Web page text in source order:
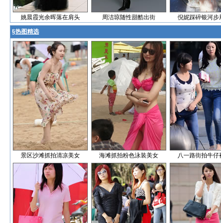
姚晨霞光余晖落在肩头 周洁琼随性甜酷出街 倪妮踩碎银河步
§热图精选
景区沙滩抓拍清凉美女 海滩抓拍粉色泳装美女 八一路街拍牛仔